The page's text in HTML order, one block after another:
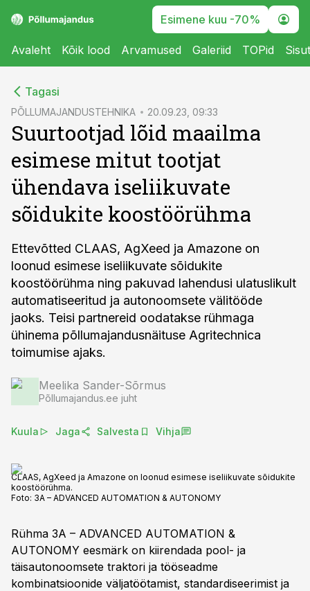
Esimene kuu -70%
Avaleht Kõik lood Arvamused Galeriid TOPid
Tagasi
PÕLLUMAJANDUSTEHNIKA 20.09.23, 09:33
Suurtootjad lõid maailma
esimese mitut tootjat
ühendava iseliikuvate
sõidukite koostöörühma
Ettevõtted CLAAS, AgXeed ja Amazone on
loonud esimese iseliikuvate sõidukite
koostöörühma ning pakuvad lahendusi ulatuslikult
automatiseeritud ja autonoomsete välitööde
jaoks. Teisi partnereid oodatakse rühmaga
ühinema põllumajandusnäituse Agritechnica
toimumise ajaks.
Meelika Sander-Sõrmus
Põllumajandus.ee juht
Kuula Jaga Salvesta Vihja
CLAAS, AgXeed ja Amazone on loonud esimese iseliikuvate sõidukite
koostöörühma.
Foto: 3A – ADVANCED AUTOMATION & AUTONOMY
Rühma 3A – ADVANCED AUTOMATION &
AUTONOMY eesmärk on kiirendada pool- ja
täisautonoomsete traktori ja tööseadme
kombinatsioonide väljatöötamist, standardiseerimist ja